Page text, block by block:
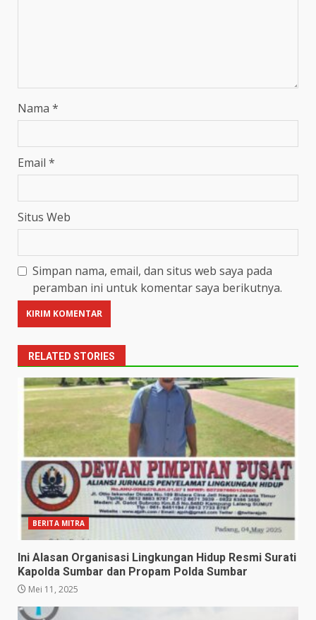
Nama *
Email *
Situs Web
Simpan nama, email, dan situs web saya pada
peramban ini untuk komentar saya berikutnya.
RELATED STORIES
BERITA MITRA
Ini Alasan Organisasi Lingkungan Hidup Resmi Surati
Kapolda Sumbar dan Propam Polda Sumbar
Mei 11, 2025